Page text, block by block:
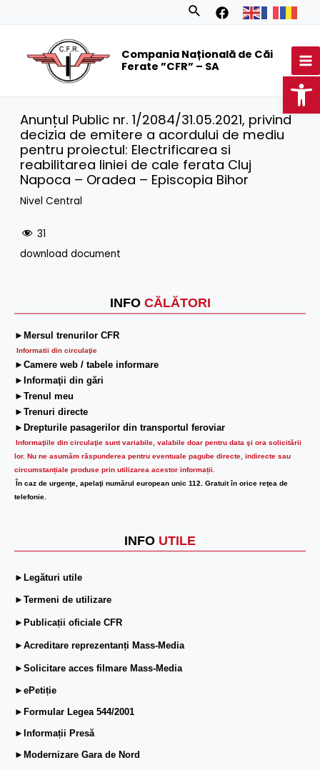
Search
Compania Națională de Căi
Ferate ”CFR” – SA
INFO CĂLĂTORI
►Mersul trenurilor CFR
Informatii din circulaţie
►Camere web / tabele informare
►Informaţii din gări
►Trenul meu
►Trenuri directe
►Drepturile pasagerilor din transportul feroviar
Informaţiile din circulaţie sunt variabile, valabile doar pentru data şi ora solicitării
lor. Nu ne asumăm răspunderea pentru eventuale pagube directe, indirecte sau
circumstanțiale produse prin utilizarea acestor informații.
În caz de urgenţe, apelaţi numărul european unic 112. Gratuit în orice reţea de
telefonie.
INFO UTILE
►Legături utile
►Termeni de utilizare
►Publicații oficiale CFR
►Acreditare reprezentanți Mass-Media
►Solicitare acces filmare Mass-Media
►ePetiție
►Formular Legea 544/2001
►Informații Presă
►Modernizare Gara de Nord
Anunțul Public nr. 1/2084/31.05.2021, privind
decizia de emitere a acordului de mediu
pentru proiectul: Electrificarea si
reabilitarea liniei de cale ferata Cluj
Napoca – Oradea – Episcopia Bihor
Nivel Central
31
download document